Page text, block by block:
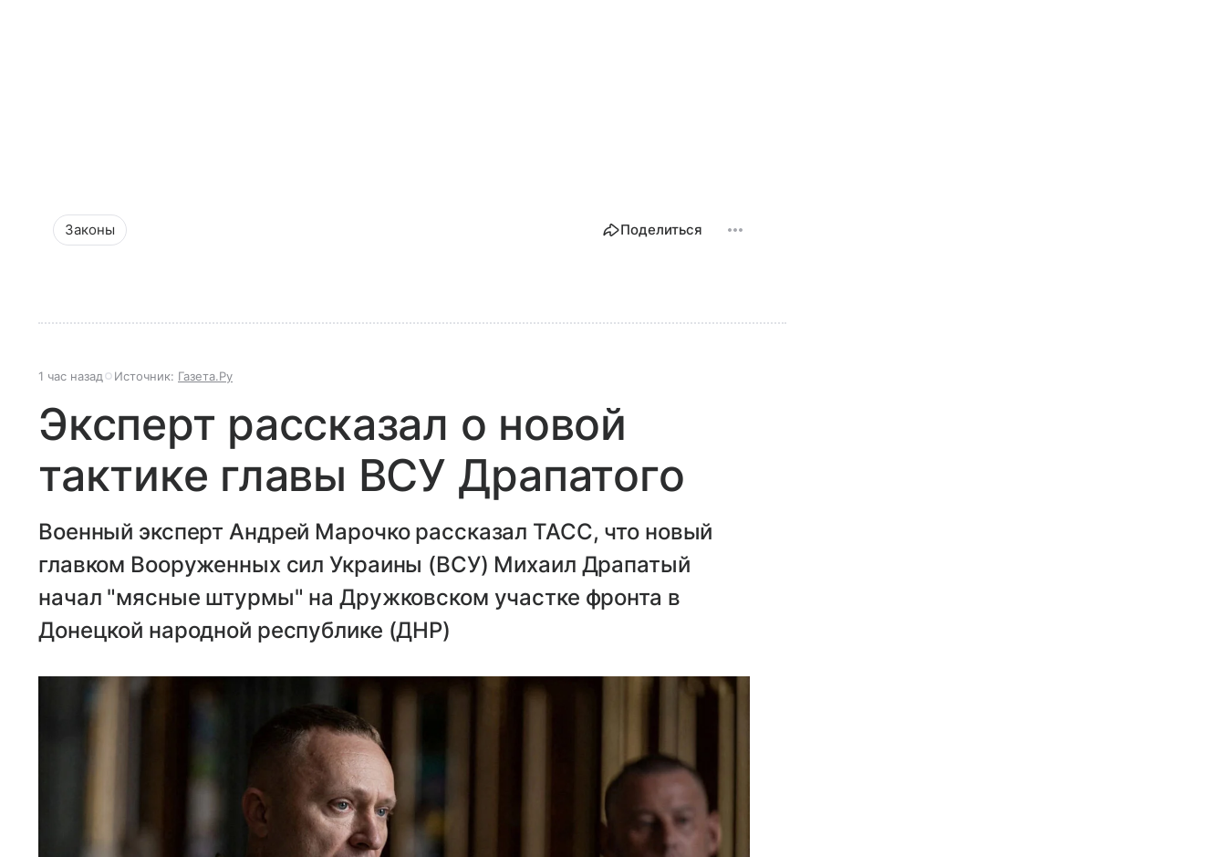
Законы Поделиться
1 час назад Источник: Газета.Ру
Эксперт рассказал о новой
тактике главы ВСУ Драпатого
Военный эксперт Андрей Марочко рассказал ТАСС, что новый
главком Вооруженных сил Украины (ВСУ) Михаил Драпатый
начал "мясные штурмы" на Дружковском участке фронта в
Донецкой народной республике (ДНР)